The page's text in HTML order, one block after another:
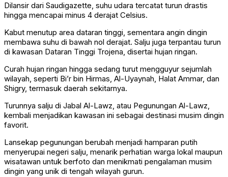
Dilansir dari Saudigazette, suhu udara tercatat turun drastis
hingga mencapai minus 4 derajat Celsius.
Kabut menutup area dataran tinggi, sementara angin dingin
membawa suhu di bawah nol derajat. Salju juga terpantau turun
di kawasan Dataran Tinggi Trojena, disertai hujan ringan.
Curah hujan ringan hingga sedang turut mengguyur sejumlah
wilayah, seperti Bi’r bin Hirmas, Al-Uyaynah, Halat Ammar, dan
Shigry, termasuk daerah sekitarnya.
Turunnya salju di Jabal Al-Lawz, atau Pegunungan Al-Lawz,
kembali menjadikan kawasan ini sebagai destinasi musim dingin
favorit.
Lansekap pegunungan berubah menjadi hamparan putih
menyerupai negeri salju, menarik perhatian warga lokal maupun
wisatawan untuk berfoto dan menikmati pengalaman musim
dingin yang unik di tengah wilayah gurun.